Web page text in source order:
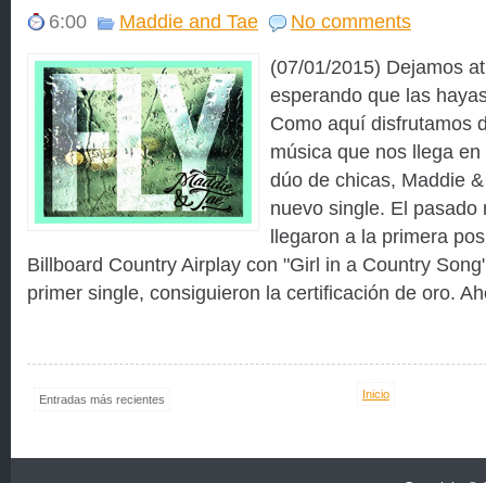
6:00 Maddie and Tae
No comments
(07/01/2015) Dejamos
esperando que las
Como aquí disfrutamos
música que nos llega
dúo de chicas, Maddie
nuevo single. El pasado
llegaron a la primera
Billboard Country Airplay con "Girl in a Country
primer single, consiguieron la certificación de oro.
Entradas más recientes Inicio